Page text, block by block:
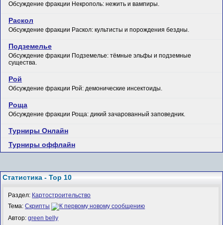
Обсуждение фракции Некрополь: нежить и вампиры.
Раскол
Обсуждение фракции Раскол: культисты и порождения бездны.
Подземелье
Обсуждение фракции Подземелье: тёмные эльфы и подземные
существа.
Рой
Обсуждение фракции Рой: демонические инсектоиды.
Роща
Обсуждение фракции Роща: дикий зачарованный заповедник.
Турниры Онлайн
Турниры оффлайн
Статистика - Top 10
Раздел: Картостроительство
Тема:Скрипты
Автор:green belly